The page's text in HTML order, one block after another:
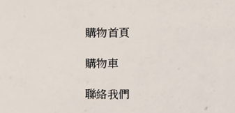
購物首頁
購物車
聯絡我們